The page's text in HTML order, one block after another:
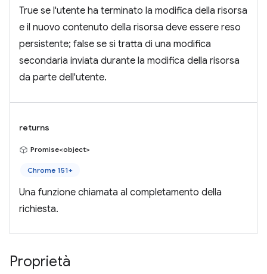
True se l'utente ha terminato la modifica della risorsa
e il nuovo contenuto della risorsa deve essere reso
persistente; false se si tratta di una modifica
secondaria inviata durante la modifica della risorsa
da parte dell'utente.
returns
Promise<object>
Chrome 151+
Una funzione chiamata al completamento della
richiesta.
Proprietà